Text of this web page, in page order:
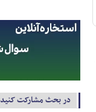
در بحث مشارکت کنید